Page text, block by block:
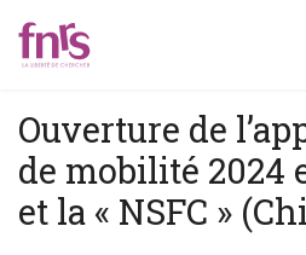
Ouverture de
de mobilité 2024
et la « NSFC »